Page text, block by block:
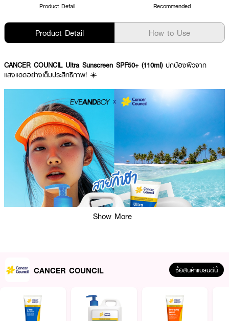
Product Detail Recommended
Product Detail How to Use
CANCER COUNCIL Ultra Sunscreen SPF50+ (110ml)ปกป้องผิวจาก
แสงแดดอย่างเต็มประสิทธิภาพ! ☀️
Show More
CANCER COUNCIL ซื้อสินค้าแบรนด์นี้